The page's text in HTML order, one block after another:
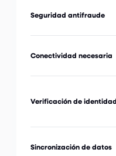
Conectividad necesaria
Sincronización de datos